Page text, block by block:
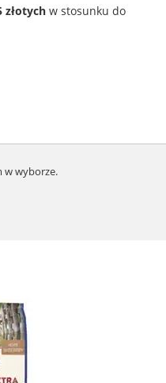
złotych w stosunku do
w wyborze.